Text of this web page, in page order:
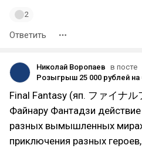
2
Ответить
Николай Воропаев в посте
Final Fantasy (яп. ファイナ
Файнару Фантадзи
разных вымышленных
приключения разных